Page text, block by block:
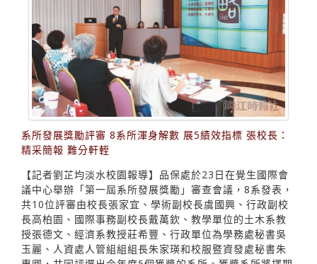
系所發展獎勵評審 8系所渾身解數 展5績效指標 張校長：
精采簡報 難分軒輊
【記者劉芷均淡水校園報導】品保處於23日在覺生國際會
議中心舉辦「第一屆系所發展獎勵」審查會議，8系發表，
共10位評審由校長張家宜、學術副校長虞國興、行政副校
長高柏園、國際事務副校長戴萬欽、教學單位的土木系教
授張德文、經濟系教授莊希豐、行政單位為學務處秘書吳
玉麗、人資處人管組組組長朱家瑛和校服暨資發處秘書朱